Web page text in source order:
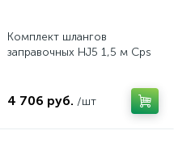
Комплект шлангов
заправочных HJ5 1,5 м Cps
4 706 руб. /шт